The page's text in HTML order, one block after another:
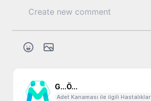
G...Ö...
Adet Kanaması ile ilgili Hastalıklar